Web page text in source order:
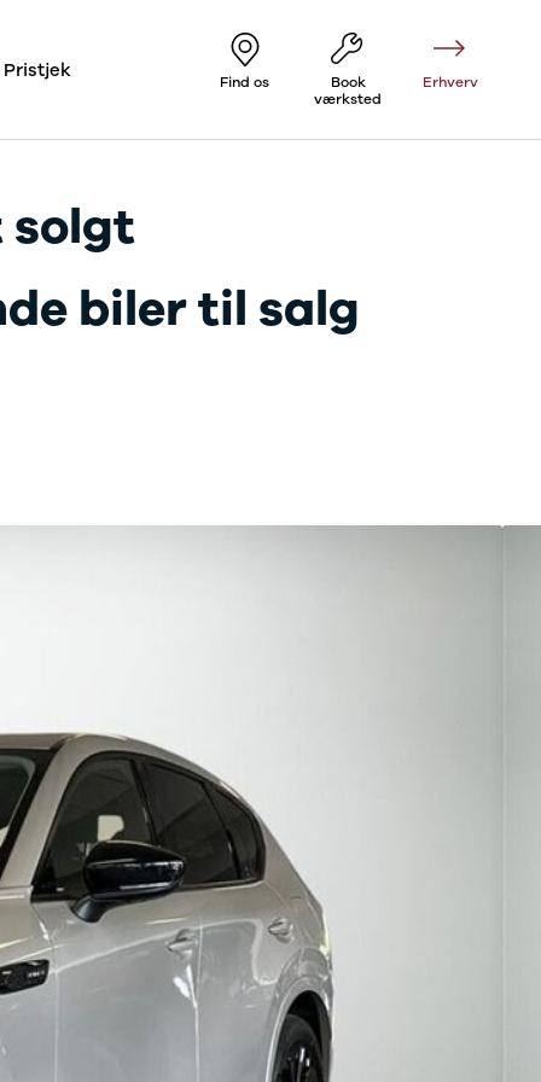
Pristjek Find os
Book
værksted
Erhverv
solgt
biler til salg